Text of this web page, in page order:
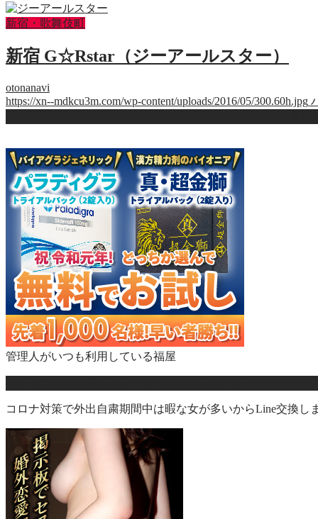
新宿・歌舞伎町
新宿 G☆Rstar（ジーアールスター）
otonanavi
https://xn--mdkcu3m.com/wp-content/uploads/2016/05/300.60h.jpg
管理人がいつも利用している福屋
コロナ対策で外出自粛期間中は暇な女が多いからLine交換し